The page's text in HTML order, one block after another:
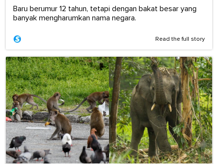
Baru berumur 12 tahun, tetapi dengan bakat besar yang
banyak mengharumkan nama negara.
Read the full story